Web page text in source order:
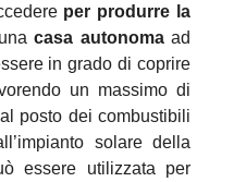
per produrre la
casa autonomaad
in grado di coprire
un massimo di
posto dei combustibili
solare della
essere utilizzata per